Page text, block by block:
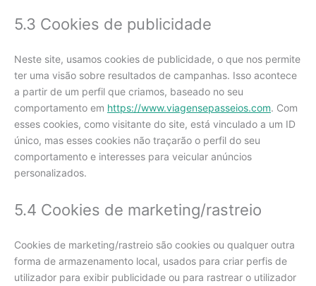
5.3 Cookies de publicidade
Neste site, usamos cookies de publicidade, o que nos permite
ter uma visão sobre resultados de campanhas. Isso acontece
a partir de um perfil que criamos, baseado no seu
comportamento em https://www.viagensepasseios.com. Com
esses cookies, como visitante do site, está vinculado a um ID
único, mas esses cookies não traçarão o perfil do seu
comportamento e interesses para veicular anúncios
personalizados.
5.4 Cookies de marketing/rastreio
Cookies de marketing/rastreio são cookies ou qualquer outra
forma de armazenamento local, usados para criar perfis de
utilizador para exibir publicidade ou para rastrear o utilizador